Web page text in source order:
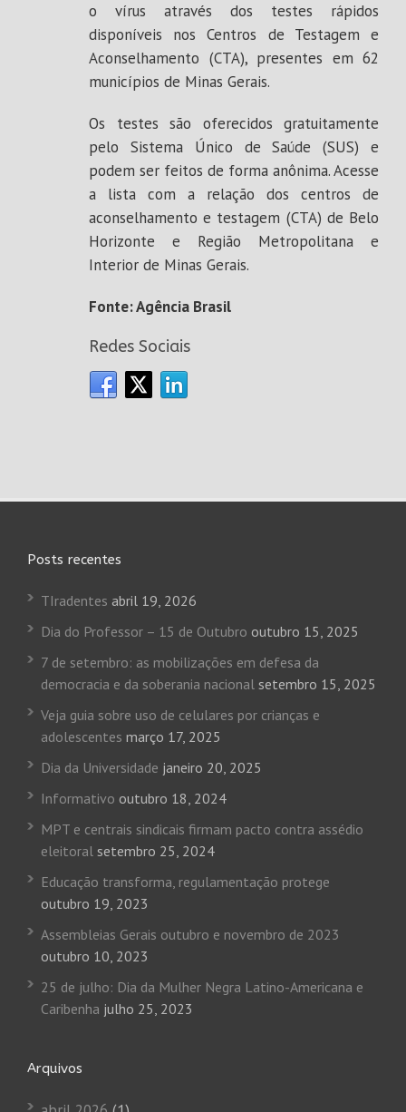
o vírus através dos testes rápidos
disponíveis nos Centros de Testagem e
Aconselhamento (CTA), presentes em 62
municípios de Minas Gerais.
Os testes são oferecidos gratuitamente
pelo Sistema Único de Saúde (SUS) e
podem ser feitos de forma anônima. Acesse
a lista com a relação dos centros de
aconselhamento e testagem (CTA) de Belo
Horizonte e Região Metropolitana e
Interior de Minas Gerais.
Fonte: Agência Brasil
Redes Sociais
Posts recentes
TIradentes abril 19, 2026
Dia do Professor – 15 de Outubro outubro 15, 2025
7 de setembro: as mobilizações em defesa da
democracia e da soberania nacional setembro 15, 2025
Veja guia sobre uso de celulares por crianças e
adolescentes março 17, 2025
Dia da Universidade janeiro 20, 2025
Informativo outubro 18, 2024
MPT e centrais sindicais firmam pacto contra assédio
eleitoral setembro 25, 2024
Educação transforma, regulamentação protege
outubro 19, 2023
Assembleias Gerais outubro e novembro de 2023
outubro 10, 2023
25 de julho: Dia da Mulher Negra Latino-Americana e
Caribenha julho 25, 2023
Arquivos